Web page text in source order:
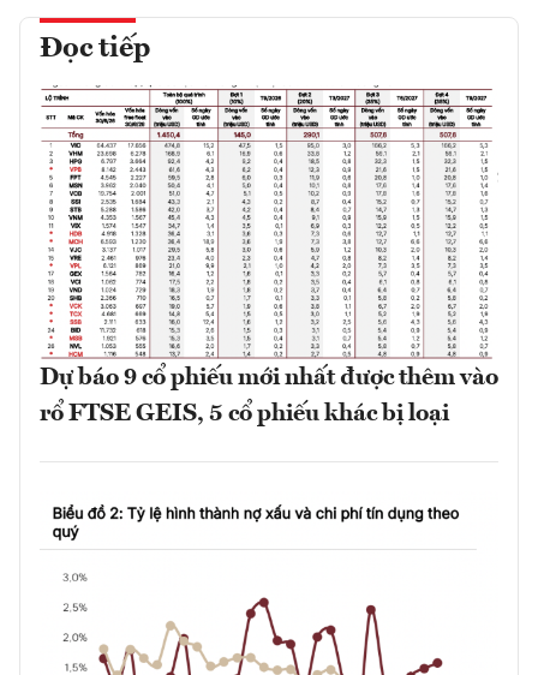
Đọc tiếp
Dự báo 9 cổ phiếu mới nhất được thêm vào
rổ FTSE GEIS, 5 cổ phiếu khác bị loại